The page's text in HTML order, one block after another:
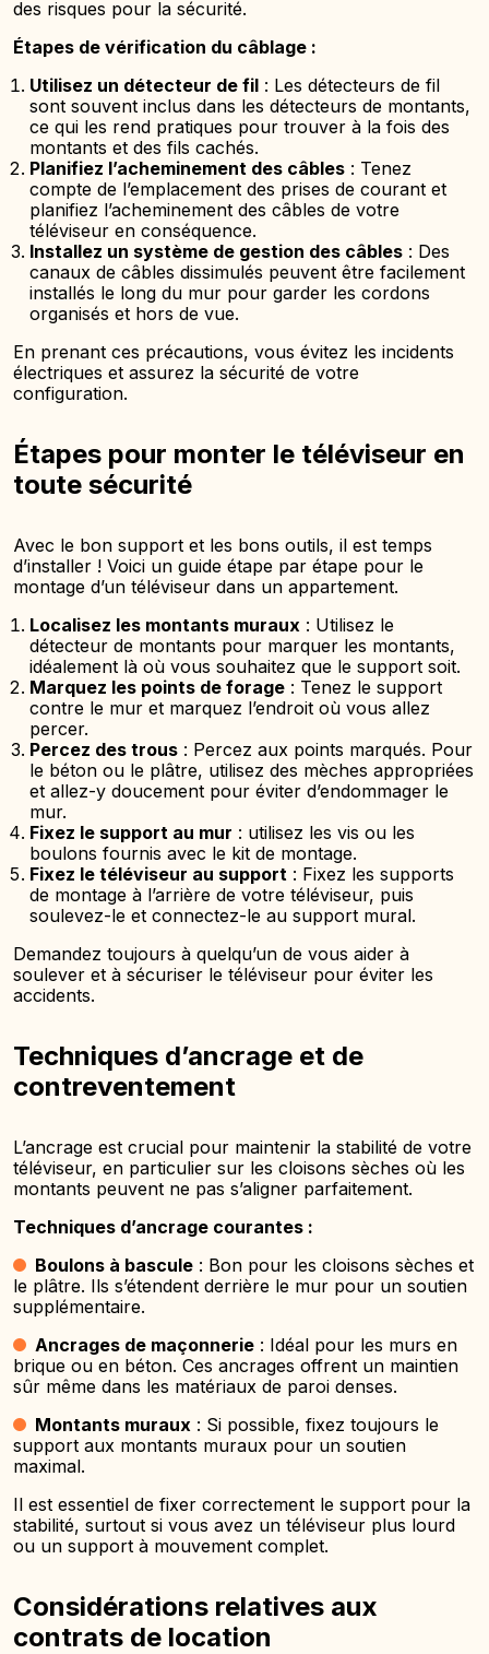
des risques pour la sécurité.
Étapes de vérification du câblage :
Utilisez un détecteur de fil : Les détecteurs de fil
sont souvent inclus dans les détecteurs de montants,
ce qui les rend pratiques pour trouver à la fois des
montants et des fils cachés.
Planifiez l’acheminement des câbles : Tenez
compte de l’emplacement des prises de courant et
planifiez l’acheminement des câbles de votre
téléviseur en conséquence.
Installez un système de gestion des câbles : Des
canaux de câbles dissimulés peuvent être facilement
installés le long du mur pour garder les cordons
organisés et hors de vue.
En prenant ces précautions, vous évitez les incidents
électriques et assurez la sécurité de votre
configuration.
Étapes pour monter le téléviseur en
toute sécurité
Avec le bon support et les bons outils, il est temps
d’installer ! Voici un guide étape par étape pour le
montage d’un téléviseur dans un appartement.
Localisez les montants muraux : Utilisez le
détecteur de montants pour marquer les montants,
idéalement là où vous souhaitez que le support soit.
Marquez les points de forage : Tenez le support
contre le mur et marquez l’endroit où vous allez
percer.
Percez des trous : Percez aux points marqués. Pour
le béton ou le plâtre, utilisez des mèches appropriées
et allez-y doucement pour éviter d’endommager le
mur.
Fixez le support au mur : utilisez les vis ou les
boulons fournis avec le kit de montage.
Fixez le téléviseur au support : Fixez les supports
de montage à l’arrière de votre téléviseur, puis
soulevez-le et connectez-le au support mural.
Demandez toujours à quelqu’un de vous aider à
soulever et à sécuriser le téléviseur pour éviter les
accidents.
Techniques d’ancrage et de
contreventement
L’ancrage est crucial pour maintenir la stabilité de votre
téléviseur, en particulier sur les cloisons sèches où les
montants peuvent ne pas s’aligner parfaitement.
Techniques d’ancrage courantes :
Boulons à bascule : Bon pour les cloisons sèches et
le plâtre. Ils s’étendent derrière le mur pour un soutien
supplémentaire.
Ancrages de maçonnerie : Idéal pour les murs en
brique ou en béton. Ces ancrages offrent un maintien
sûr même dans les matériaux de paroi denses.
Montants muraux : Si possible, fixez toujours le
support aux montants muraux pour un soutien
maximal.
Il est essentiel de fixer correctement le support pour la
stabilité, surtout si vous avez un téléviseur plus lourd
ou un support à mouvement complet.
Considérations relatives aux
contrats de location